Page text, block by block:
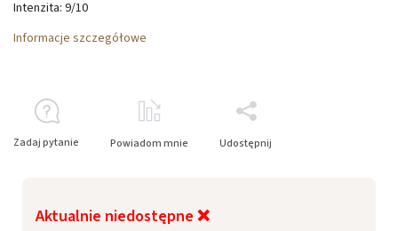
Aktualnie niedostępne ❌
Intenzita: 9/10
Informacje szczegółowe
Zadaj pytanie Powiadom mnie Udostępnij